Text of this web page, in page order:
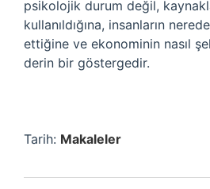
psikolojik durum değil,
kullanıldığına, insanların
ettiğine ve ekonominin nasıl
derin bir göstergedir.
Tarih: Makaleler